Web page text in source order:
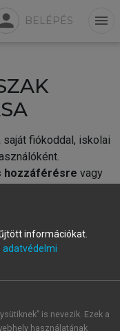
BELÉPÉS menu
fiókoddal, iskolai
hozzáférésre vagy
új fiókot.
információkat.
adatvédelmi
is nevezik. Ezek a
használatának